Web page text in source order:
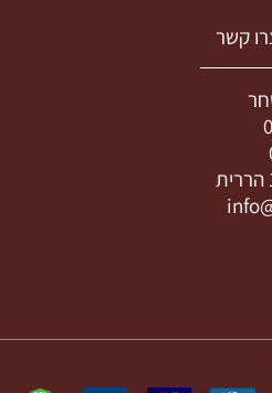
קשר